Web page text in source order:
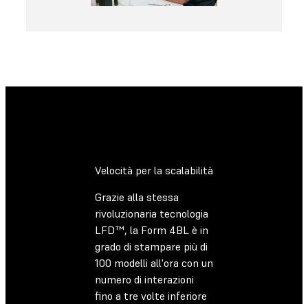
Velocità per la scalabilità
Grazie alla stessa
rivoluzionaria tecnologia
LFD™, la Form 4BL è in
grado di stampare più di
100 modelli all'ora con un
numero di interazioni
fino a tre volte inferiore